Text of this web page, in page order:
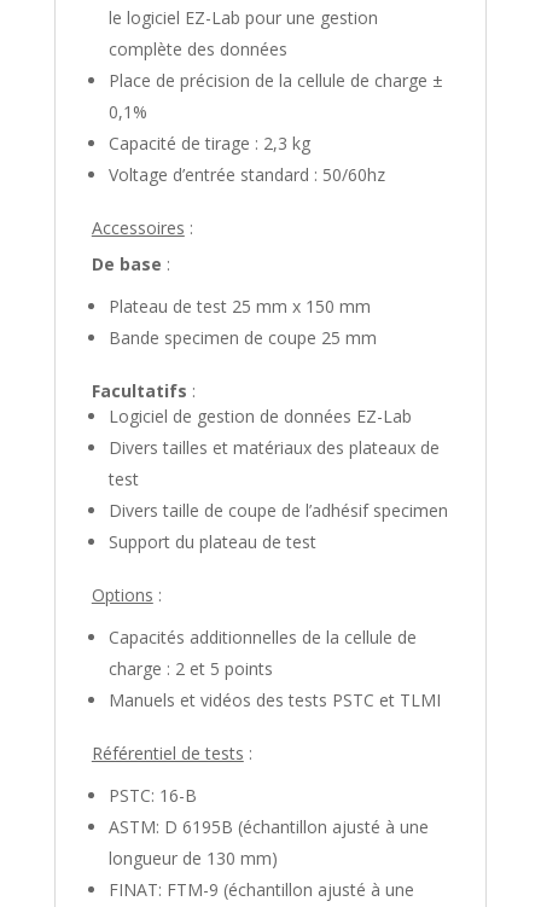
le logiciel EZ-Lab pour une gestion
complète des données
Place de précision de la cellule de charge ±
0,1%
Capacité de tirage : 2,3 kg
Voltage d’entrée standard : 50/60hz
Accessoires :
De base :
Plateau de test 25 mm x 150 mm
Bande specimen de coupe 25 mm
Facultatifs :
Logiciel de gestion de données EZ-Lab
Divers tailles et matériaux des plateaux de
test
Divers taille de coupe de l’adhésif specimen
Support du plateau de test
Options :
Capacités additionnelles de la cellule de
charge : 2 et 5 points
Manuels et vidéos des tests PSTC et TLMI
Référentiel de tests :
PSTC: 16-B
ASTM: D 6195B (échantillon ajusté à une
longueur de 130 mm)
FINAT: FTM-9 (échantillon ajusté à une